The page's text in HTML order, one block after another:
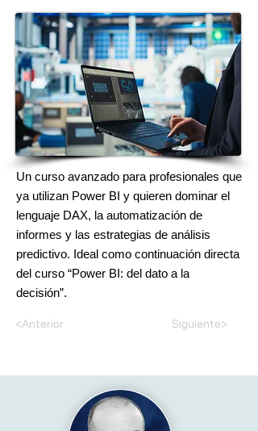
Un curso avanzado para profesionales que
ya utilizan Power BI y quieren dominar el
lenguaje DAX, la automatización de
informes y las estrategias de análisis
predictivo. Ideal como continuación directa
del curso “Power BI: del dato a la
decisión”.
<Anterior Siguiente>